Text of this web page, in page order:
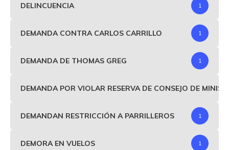
DELINCUENCIA 1
DEMANDA CONTRA CARLOS CARRILLO 1
DEMANDA DE THOMAS GREG 1
DEMANDA POR VIOLAR RESERVA DE CONSEJO DE
DEMANDAN RESTRICCIÓN A PARRILLEROS 1
DEMORA EN VUELOS 1